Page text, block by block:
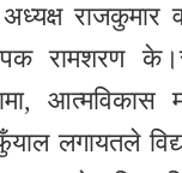
राजकुमार
रामशरण
आत्मविकास
लगायतले